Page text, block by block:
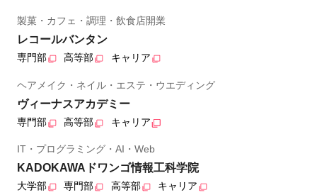
製菓・カフェ・調理・飲食店開業
レコールバンタン
専門部 高等部 キャリア
ヘアメイク・ネイル・エステ・ウエディング
ヴィーナスアカデミー
専門部 高等部 キャリア
IT・プログラミング・AI・Web
KADOKAWAドワンゴ情報工科学院
大学部 専門部 高等部 キャリア